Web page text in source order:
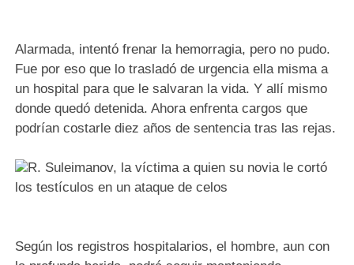
Alarmada, intentó frenar la hemorragia, pero no pudo.
Fue por eso que lo trasladó de urgencia ella misma a
un hospital para que le salvaran la vida. Y allí mismo
donde quedó detenida. Ahora enfrenta cargos que
podrían costarle diez años de sentencia tras las rejas.
R. Suleimanov, la víctima a quien su novia le cortó
los testículos en un ataque de celos
Según los registros hospitalarios, el hombre, aun con